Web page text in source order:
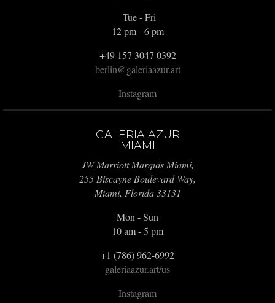
Tue - Fri
12 pm - 6 pm
+49 157 3047 0392
berlin@galeriaazur.art
Instagram
GALERIA AZUR
MIAMI
JW Marriott Marquis Miami,
255 Biscayne Boulevard Way,
Miami, Florida 33131
Mon - Sun
10 am - 5 pm
+1 (786) 962-6992
galeriaazur.art/us
Instagram